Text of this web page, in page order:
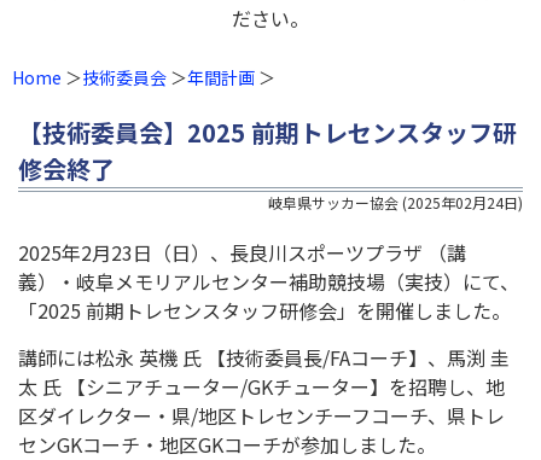
ださい。
Home 技術委員会 年間計画
【技術委員会】2025 前期トレセンスタッフ研
修会終了
岐阜県サッカー協会 (2025年02月24日)
2025年2⽉23⽇（⽇）、⻑良川スポーツプラザ （講
義）・岐⾩メモリアルセンター補助競技場（実技）にて、
「2025 前期トレセンスタッフ研修会」を開催しました。
講師には松永 英機 ⽒ 【技術委員⻑/FAコーチ】、⾺渕 圭
太 ⽒ 【シニアチューター/GKチューター】を招聘し、地
区ダイレクター・県/地区トレセンチーフコーチ、県トレ
センGKコーチ・地区GKコーチが参加しました。